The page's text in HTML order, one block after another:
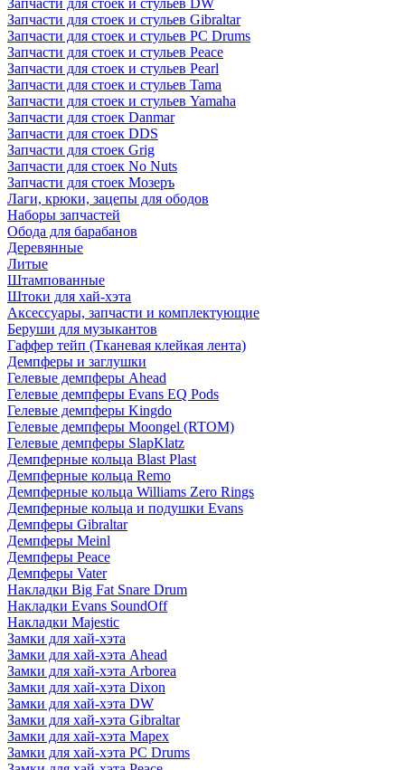
Запчасти для стоек и стульев DW
Запчасти для стоек и стульев Gibraltar
Запчасти для стоек и стульев PC Drums
Запчасти для стоек и стульев Peace
Запчасти для стоек и стульев Pearl
Запчасти для стоек и стульев Tama
Запчасти для стоек и стульев Yamaha
Запчасти для стоек Danmar
Запчасти для стоек DDS
Запчасти для стоек Grig
Запчасти для стоек No Nuts
Запчасти для стоек Мозеръ
Лаги, крюки, зацепы для ободов
Наборы запчастей
Обода для барабанов
Деревянные
Литые
Штампованные
Штоки для хай-хэта
Аксессуары, запчасти и комплектующие
Беруши для музыкантов
Гаффер тейп (Тканевая клейкая лента)
Демпферы и заглушки
Гелевые демпферы Ahead
Гелевые демпферы Evans EQ Pods
Гелевые демпферы Kingdo
Гелевые демпферы Moongel (RTOM)
Гелевые демпферы SlapKlatz
Демпферные кольца Blast Plast
Демпферные кольца Remo
Демпферные кольца Williams Zero Rings
Демпферные кольца и подушки Evans
Демпферы Gibraltar
Демпферы Meinl
Демпферы Peace
Демпферы Vater
Накладки Big Fat Snare Drum
Накладки Evans SoundOff
Накладки Majestic
Замки для хай-хэта
Замки для хай-хэта Ahead
Замки для хай-хэта Arborea
Замки для хай-хэта Dixon
Замки для хай-хэта DW
Замки для хай-хэта Gibraltar
Замки для хай-хэта Mapex
Замки для хай-хэта PC Drums